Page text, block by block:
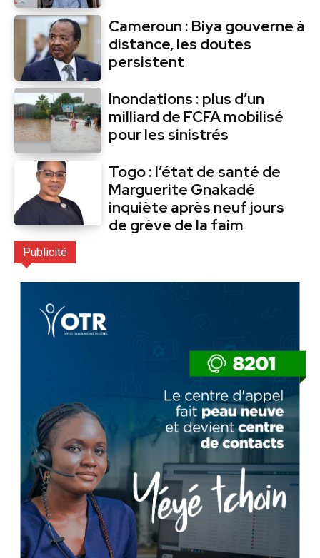
Cameroun : Biya gouverne à
distance, les doutes
persistent
Inondations : plus d’un
milliard de FCFA mobilisé
pour les sinistrés
Togo : l’état de santé de
Marguerite Gnakadé
inquiète après neuf jours
de grève de la faim
Publicité